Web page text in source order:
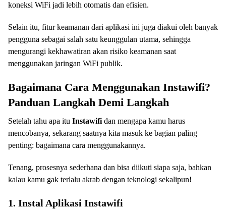
koneksi WiFi jadi lebih otomatis dan efisien.
Selain itu, fitur keamanan dari aplikasi ini juga diakui oleh banyak
pengguna sebagai salah satu keunggulan utama, sehingga
mengurangi kekhawatiran akan risiko keamanan saat
menggunakan jaringan WiFi publik.
Bagaimana Cara Menggunakan Instawifi?
Panduan Langkah Demi Langkah
Setelah tahu apa itu Instawifi dan mengapa kamu harus
mencobanya, sekarang saatnya kita masuk ke bagian paling
penting: bagaimana cara menggunakannya.
Tenang, prosesnya sederhana dan bisa diikuti siapa saja, bahkan
kalau kamu gak terlalu akrab dengan teknologi sekalipun!
1. Instal Aplikasi Instawifi